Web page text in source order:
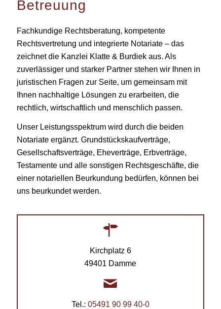
Betreuung
Fachkundige Rechtsberatung, kompetente
Rechtsvertretung und integrierte Notariate – das
zeichnet die Kanzlei Klatte & Burdiekaus. Als
zuverlässiger und starker Partner stehen wir Ihnen in
juristischen Fragen zur Seite, um gemeinsam mit
Ihnen nachhaltige Lösungen zu erarbeiten, die
rechtlich, wirtschaftlich und menschlich passen.
Unser Leistungsspektrum wird durch die beiden
Notariate ergänzt. Grundstückskaufverträge,
Gesellschaftsverträge, Eheverträge, Erbverträge,
Testamente und alle sonstigen Rechtsgeschäfte, die
einer notariellen Beurkundung bedürfen, können bei
uns beurkundet werden.
Kirchplatz 6
49401 Damme
Tel.: 05491 90 99 40-0